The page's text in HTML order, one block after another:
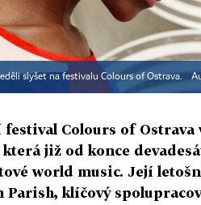
slyšet na festivalu Colours of Ostrava.
Colours of
již od konce
world music. Její
klíčový